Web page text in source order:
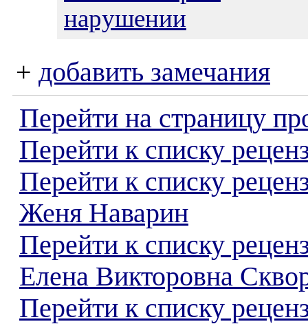
нарушении
+ добавить замечания
Перейти на страницу
Перейти к списку
Перейти к списку
Женя Наварин
Перейти к списку
Елена Викторовна
Перейти к списку